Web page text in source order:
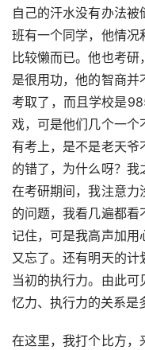
自己的汗水没有办法
班有一个同学，他情况
比较懒而已。他也考
是很用功，他的智商
考取了，而且学校是
戏，可是他们几个一个
有考上，是不是老天爷
的错了，为什么呀？我
在考研期间，我注意力
的问题，我看几遍都看
记住，可是我高声加用
又忘了。还有明天的
当初的执行力。由此
忆力、执行力的关系是
在这里，我打个比方，